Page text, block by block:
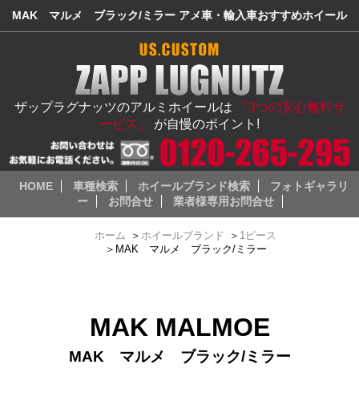
MAK マルメ ブラック/ミラー アメ車・輸入車おすすめホイール
ザップラグナッツのアルミホイールは
『3つの安心無料サ
ービス』 が自慢のポイント!
HOME 車種検索 ホイールブランド検索
フォトギャラリ
ー
お問合せ 業者様専用お問合せ
ホーム ＞ ホイールブランド ＞ 1ピース
＞ MAK マルメ ブラック/ミラー
MAK MALMOE
MAK マルメ ブラック/ミラー